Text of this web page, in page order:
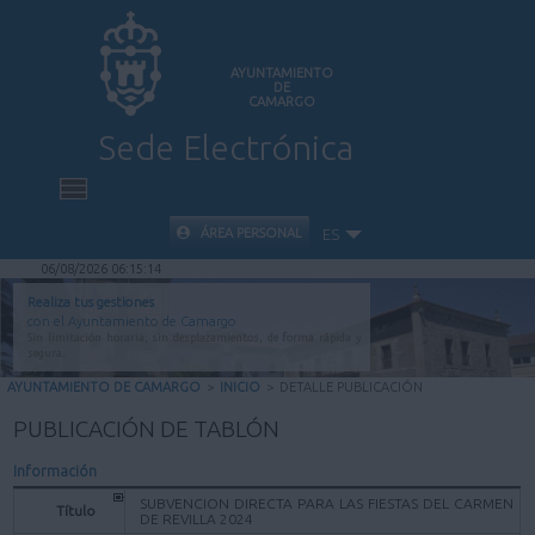
AYUNTAMIENTO
DE
CAMARGO
Sede Electrónica
INICIO
INFORMACIÓN PÚBLICA
CARPETA CIUDADANA
VALIDACIÓN DE DOCUMENTOS
ÁREA PERSONAL ES
06/08/2026 06:15:14
Realiza tus gestiones
con el Ayuntamiento de Camargo
AYUNTAMIENTO DE CAMARGO > INICIO > DETALLE PUBLICACIÓN
PUBLICACIÓN DE TABLÓN
Información
Título
SUBVENCION DIRECTA PARA LAS FIESTAS DEL CARMEN
DE REVILLA 2024